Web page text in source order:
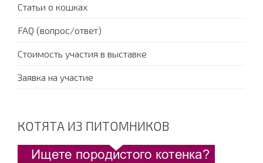
Статьи о кошках
FAQ (вопрос/ответ)
Стоимость участия в выставке
Заявка на участие
КОТЯТА ИЗ ПИТОМНИКОВ